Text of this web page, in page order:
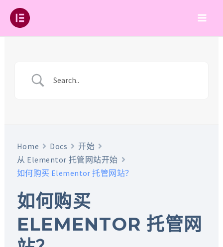
Home Docs
开始
从 Elementor 托管网站开始
如何购买 Elementor 托管网站？
如何购买
ELEMENTOR 托管网